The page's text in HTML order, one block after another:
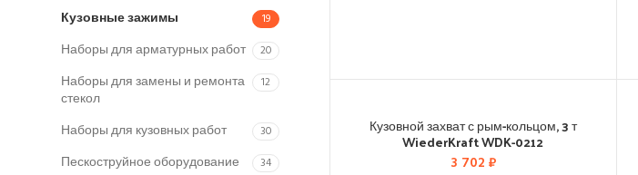
Кузовные зажимы 19
Наборы для арматурных работ 20
Наборы для замены и ремонта
стекол
12
Наборы для кузовных работ 30
Пескоструйное оборудование 34
Кузовной захват с рым-кольцом, 3 т
WiederKraft WDK-0212
3 702 ₽